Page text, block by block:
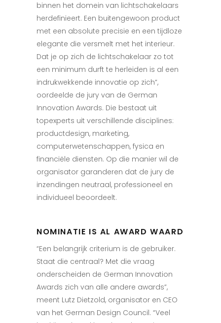
binnen het domein van lichtschakelaars
herdefinieert. Een buitengewoon product
met een absolute precisie en een tijdloze
elegante die versmelt met het interieur.
Dat je op zich de lichtschakelaar zo tot
een minimum durft te herleiden is al een
indrukwekkende innovatie op zich”,
oordeelde de jury van de German
Innovation Awards. Die bestaat uit
topexperts uit verschillende disciplines:
productdesign, marketing,
computerwetenschappen, fysica en
financiële diensten. Op die manier wil de
organisator garanderen dat de jury de
inzendingen neutraal, professioneel en
individueel beoordeelt.
NOMINATIE IS AL AWARD WAARD
“Een belangrijk criterium is de gebruiker.
Staat die centraal? Met die vraag
onderscheiden de German Innovation
Awards zich van alle andere awards”,
meent Lutz Dietzold, organisator en CEO
van het German Design Council. “Veel